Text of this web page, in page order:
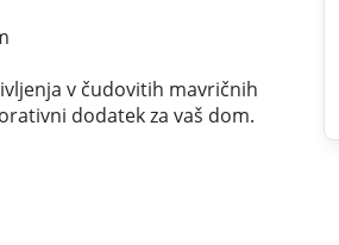
v čudovitih mavričnih
dodatek za vaš dom.